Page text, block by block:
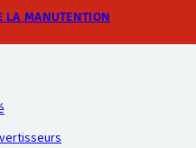
LA MANUTENTION